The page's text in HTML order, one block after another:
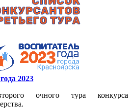
2023
очного тура конкурса